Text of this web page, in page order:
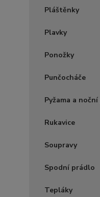
Pláštěnky
Plavky
Ponožky
Punčocháče
Pyžama a
Rukavice
Soupravy
Spodní prádlo
Tepláky